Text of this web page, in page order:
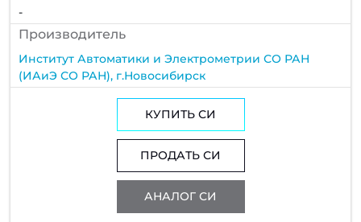
-
Производитель
Институт Автоматики и Электрометрии СО РАН
(ИАиЭ СО РАН), г.Новосибирск
КУПИТЬ СИ
ПРОДАТЬ СИ
АНАЛОГ СИ